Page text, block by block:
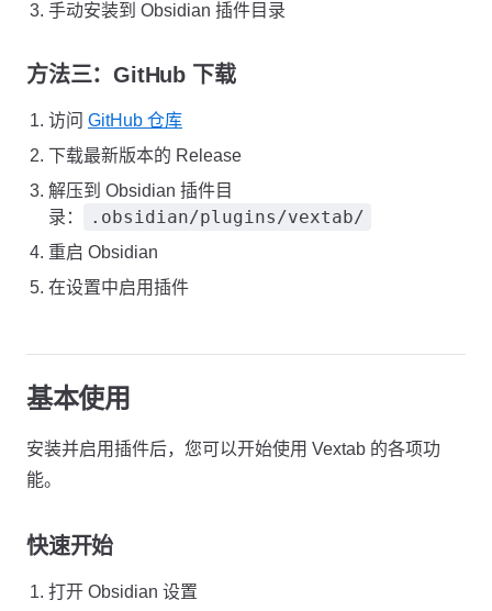
手动安装到 Obsidian 插件目录
方法三：GitHub 下载
访问 GitHub 仓库
下载最新版本的 Release
解压到 Obsidian 插件目
录：
.obsidian/plugins/vextab/
重启 Obsidian
在设置中启用插件
基本使用
安装并启用插件后，您可以开始使用 Vextab 的各项功
能。
快速开始
打开 Obsidian 设置